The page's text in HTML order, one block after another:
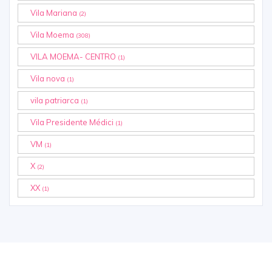
Vila Mariana (2)
Vila Moema (308)
VILA MOEMA- CENTRO (1)
Vila nova (1)
vila patriarca (1)
Vila Presidente Médici (1)
VM (1)
X (2)
XX (1)